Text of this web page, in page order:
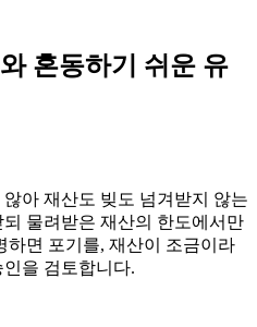
혼동하기 쉬운 유
아 재산도 빚도 넘겨받지 않는
물려받은 재산의 한도에서만
하면 포기를, 재산이 조금이라
을 검토합니다.